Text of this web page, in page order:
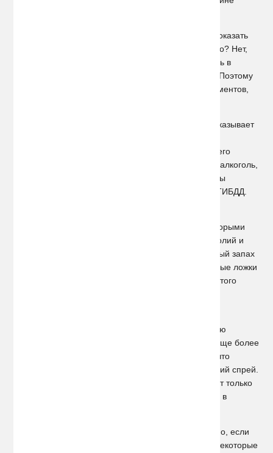
Многих интересует вопрос: Может ли алкотестер показать
нулевое содержание алкоголя в крови тестируемого? Нет,
даже для убежденных трезвенников этот показатель в
современных приборах составляет 0,10-0,15 мг/л. Поэтому
допустимое значение, согласно нормативных документов,
Многие автомобилисты считают, что алкотестер показывает
употребления кваса, кефира или спиртосодержащего
лекарства. Конечно, в таких напитках присутствует алкоголь,
однако выпить их придется достаточно много, чтобы
появились проблемы при встрече с сотрудниками ГИБДД.
Бывалые водители с удовольствием делятся некоторыми
секретами обмана алкотестера после бурных застолий и
распития спиртного. Временно перебить неприятный запах
алкоголя можно, например, выпив одну-две столовые ложки
обыкновенного подсолнечного масла. Эффект от этого
Тщетны и попытки исправить положение с помощью
жевательной резинки, так как запах изо рта будет еще более
резким и неприятным. Многие ошибочно считают, что
большую пользу принесет специальный освежающий спрей.
На самом деле в его состав входит спирт, что может только
усугубить ситуацию, повысив содержание алкоголя в
Незначительно снизить количество промилле можно, если
выполнить несколько глубоких выходов и вдохов. Некоторые